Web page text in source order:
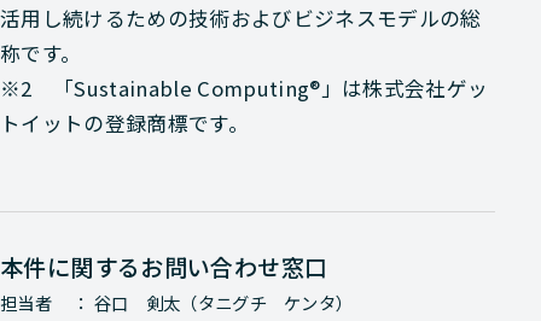
活用し続けるための技術およびビジネスモデルの総
称です。
※2 「Sustainable Computing®」は株式会社ゲッ
トイットの登録商標です。
本件に関するお問い合わせ窓口
担当者 ： 谷口 剣太（タニグチ ケンタ）